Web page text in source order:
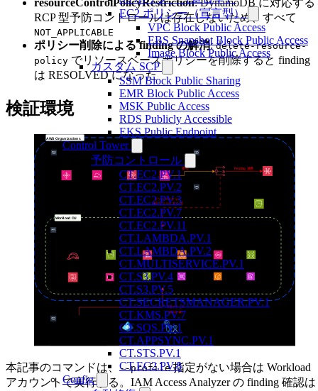
EC2 ポリシー（宣言型）
VPC Block Public Access
EBS Snapshot Block Public Access
Image Block Public Access
カスタム SCP
SSM Block Public Sharing
EMR Block Public Access
MSK Public Access
RDS Publicly Accessible
EKS Public Endpoint
Control Tower
予防コントロール
CT.EC2.PV.1
CT.EC2.PV.2
CT.EC2.PV.3
CT.EC2.PV.7
CT.EC2.PV.11
CT.LAMBDA.PV.1
CT.LAMBDA.PV.2
CT.MULTISERVICE.PV.1
CT.S3.PV.4
CT.S3.PV.5
CT.SECRETSMANAGER.PV.1
CT.KMS.PV.7
CT.SQS.PV.1
CT.APPSYNC.PV.1
CT.STS.PV.1
CT.EC2.PV.8
Config
resourceControlPolicyRestriction: DynamoDB に対応する
RCP 型予防コントロールは存在しないため、すべて
NOT_APPLICABLE
ポリシー削除による finding の解消:delete-resource-
policy でリソースベースポリシーを削除すると finding
は RESOLVED になった
検証環境
本記事のコマンドは、 --profile指定がない場合は Workload
アカウントで実行する。IAM Access Analyzer の finding 確認は